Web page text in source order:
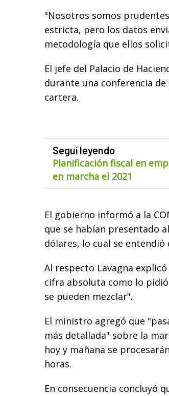
"Nosotros somos
estricta, pero los datos
metodología que ellos
El jefe del Palacio de
durante una conferencia
cartera.
Seguí leyendo
Planificación fiscal en
en marcha el 2021
El gobierno informó a la
que se habían presentado
dólares, lo cual se
Al respecto Lavagna
cifra absoluta como lo
se pueden mezclar".
El ministro agregó que
más detallada" sobre la
hoy y mañana se
horas.
En consecuencia concluyó